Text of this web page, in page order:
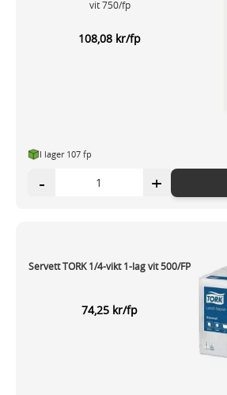
vit 750/fp
108,08 kr/fp
I lager 107 fp
- +
Servett TORK 1/4-vikt 1-lag vit 500/FP
74,25 kr/fp